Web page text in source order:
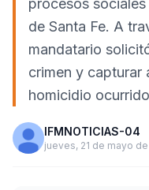
procesos
de Santa Fe. A
mandatario
crimen y capturar
homicidio
IFMNOTICIAS-04
jueves, 21 de mayo